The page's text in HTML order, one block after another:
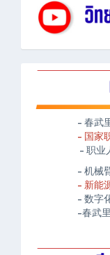
- 春武
- 国家
- 职业
- 机械
- 新能
- 数字
-春武